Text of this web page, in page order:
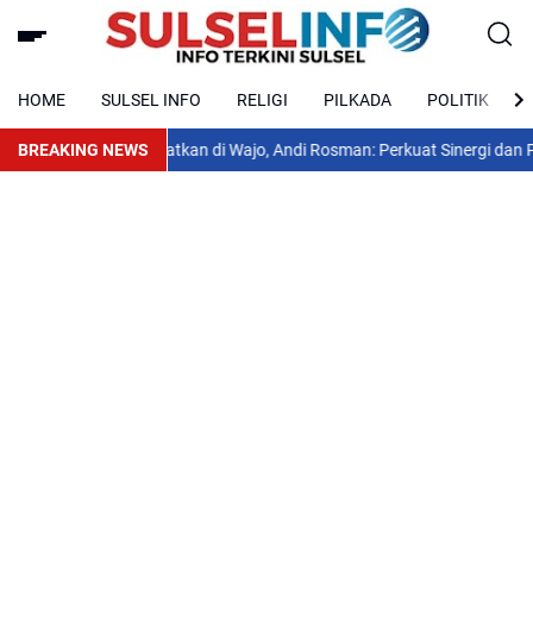
HOME SULSEL INFO RELIGI PILKADA POLITIK
BREAKING NEWS
PPAD Dipusatkan di Wajo, Andi Rosman: Perkuat Sinergi dan